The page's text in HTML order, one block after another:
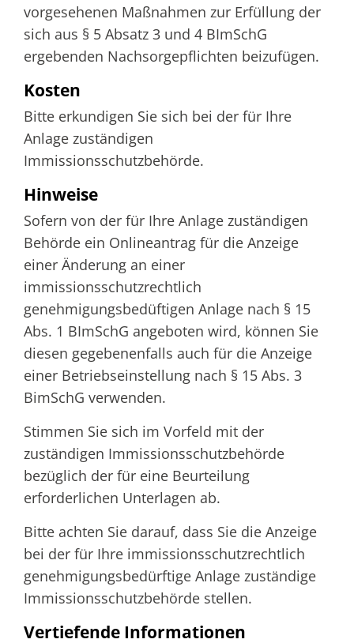
vorgesehenen Maßnahmen zur Erfüllung der
sich aus § 5 Absatz 3 und 4 BImSchG
ergebenden Nachsorgepflichten beizufügen.
Kosten
Bitte erkundigen Sie sich bei der für Ihre
Anlage zuständigen
Immissionsschutzbehörde.
Hinweise
Sofern von der für Ihre Anlage zuständigen
Behörde ein Onlineantrag für die Anzeige
einer Änderung an einer
immissionsschutzrechtlich
genehmigungsbedüftigen Anlage nach § 15
Abs. 1 BImSchG angeboten wird, können Sie
diesen gegebenenfalls auch für die Anzeige
einer Betriebseinstellung nach § 15 Abs. 3
BimSchG verwenden.
Stimmen Sie sich im Vorfeld mit der
zuständigen Immissionsschutzbehörde
bezüglich der für eine Beurteilung
erforderlichen Unterlagen ab.
Bitte achten Sie darauf, dass Sie die Anzeige
bei der für Ihre immissionsschutzrechtlich
genehmigungsbedürftige Anlage zuständige
Immissionsschutzbehörde stellen.
Vertiefende Informationen